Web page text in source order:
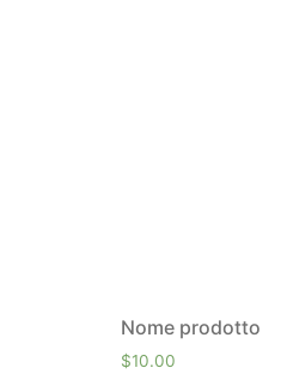
Nome prodotto
$10.00